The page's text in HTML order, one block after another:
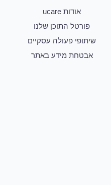
אודות ucare
פורטל התוכן שלנו
שיתופי פעולה עסקיים
אבטחת מידע באתר